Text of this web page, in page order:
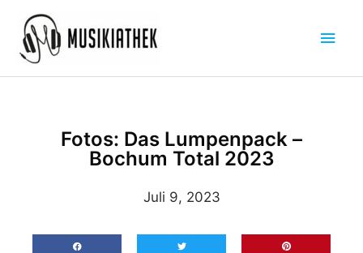
Inhalt
springen
Fotos: Das Lumpenpack –
Bochum Total 2023
Juli 9, 2023